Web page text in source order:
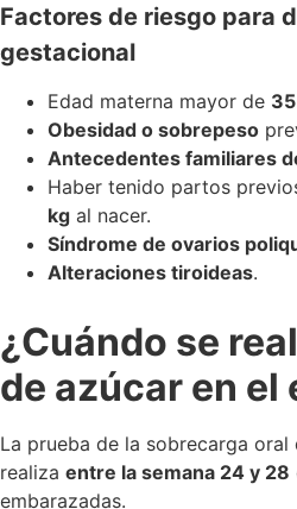
Factores de riesgo para
gestacional
Edad materna mayor de
Obesidad o sobrepeso
Antecedentes familiares
Haber tenido partos
kg al nacer.
Síndrome de ovarios
Alteraciones tiroideas.
¿Cuándo se
de azúcar en el
La prueba de la sobrecarga oral
realiza entre la semana 24 y 28
embarazadas.